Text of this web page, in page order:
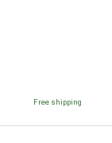
Free shipping